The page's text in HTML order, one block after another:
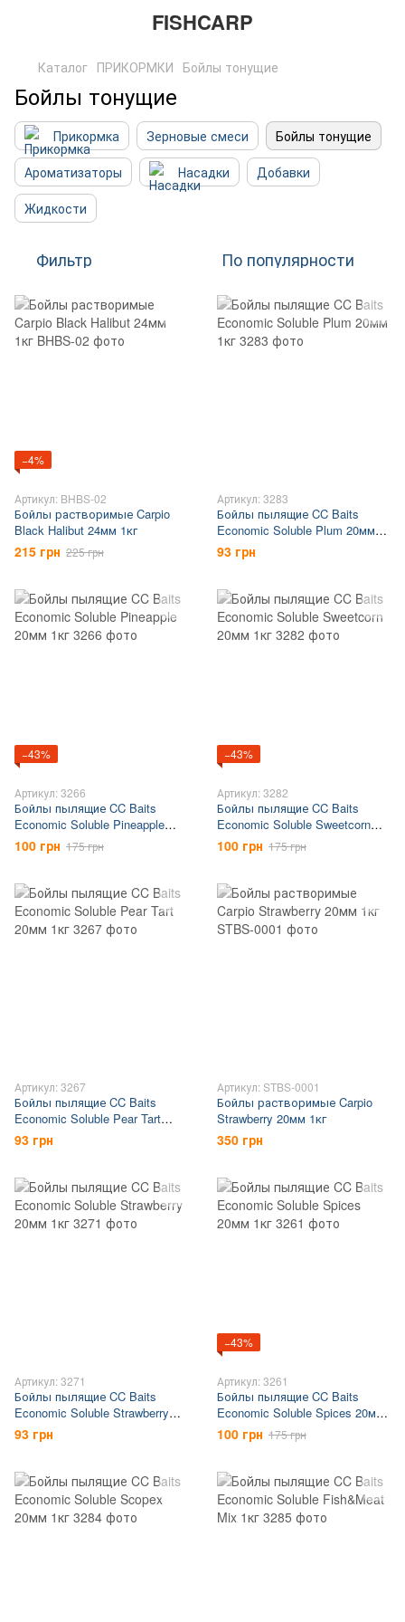
FISHCARP
Каталог ПРИКОРМКИ Бойлы тонущие
Бойлы тонущие
Прикормка Зерновые смеси
Бойлы тонущие
Ароматизаторы
Насадки
Добавки
Жидкости
Фильтр По популярности
−4%
Артикул: BHBS-02
Бойлы растворимые Carpio
Black Halibut 24мм 1кг
215 грн 225 грн
Артикул: 3283
Бойлы пылящие CC Baits
Economic Soluble Plum 20мм
1кг
93 грн
−43%
Артикул: 3266
Бойлы пылящие CC Baits
Economic Soluble Pineapple
20мм 1кг
100 грн 175 грн
−43%
Артикул: 3282
Бойлы пылящие CC Baits
Economic Soluble Sweetcorn
20мм 1кг
100 грн 175 грн
Артикул: 3267
Бойлы пылящие CC Baits
Economic Soluble Pear Tart
20мм 1кг
93 грн
Артикул: STBS-0001
Бойлы растворимые Carpio
Strawberry 20мм 1кг
350 грн
Артикул: 3271
Бойлы пылящие CC Baits
Economic Soluble Strawberry
20мм 1кг
93 грн
−43%
Артикул: 3261
Бойлы пылящие CC Baits
Economic Soluble Spices 20мм
1кг
100 грн 175 грн